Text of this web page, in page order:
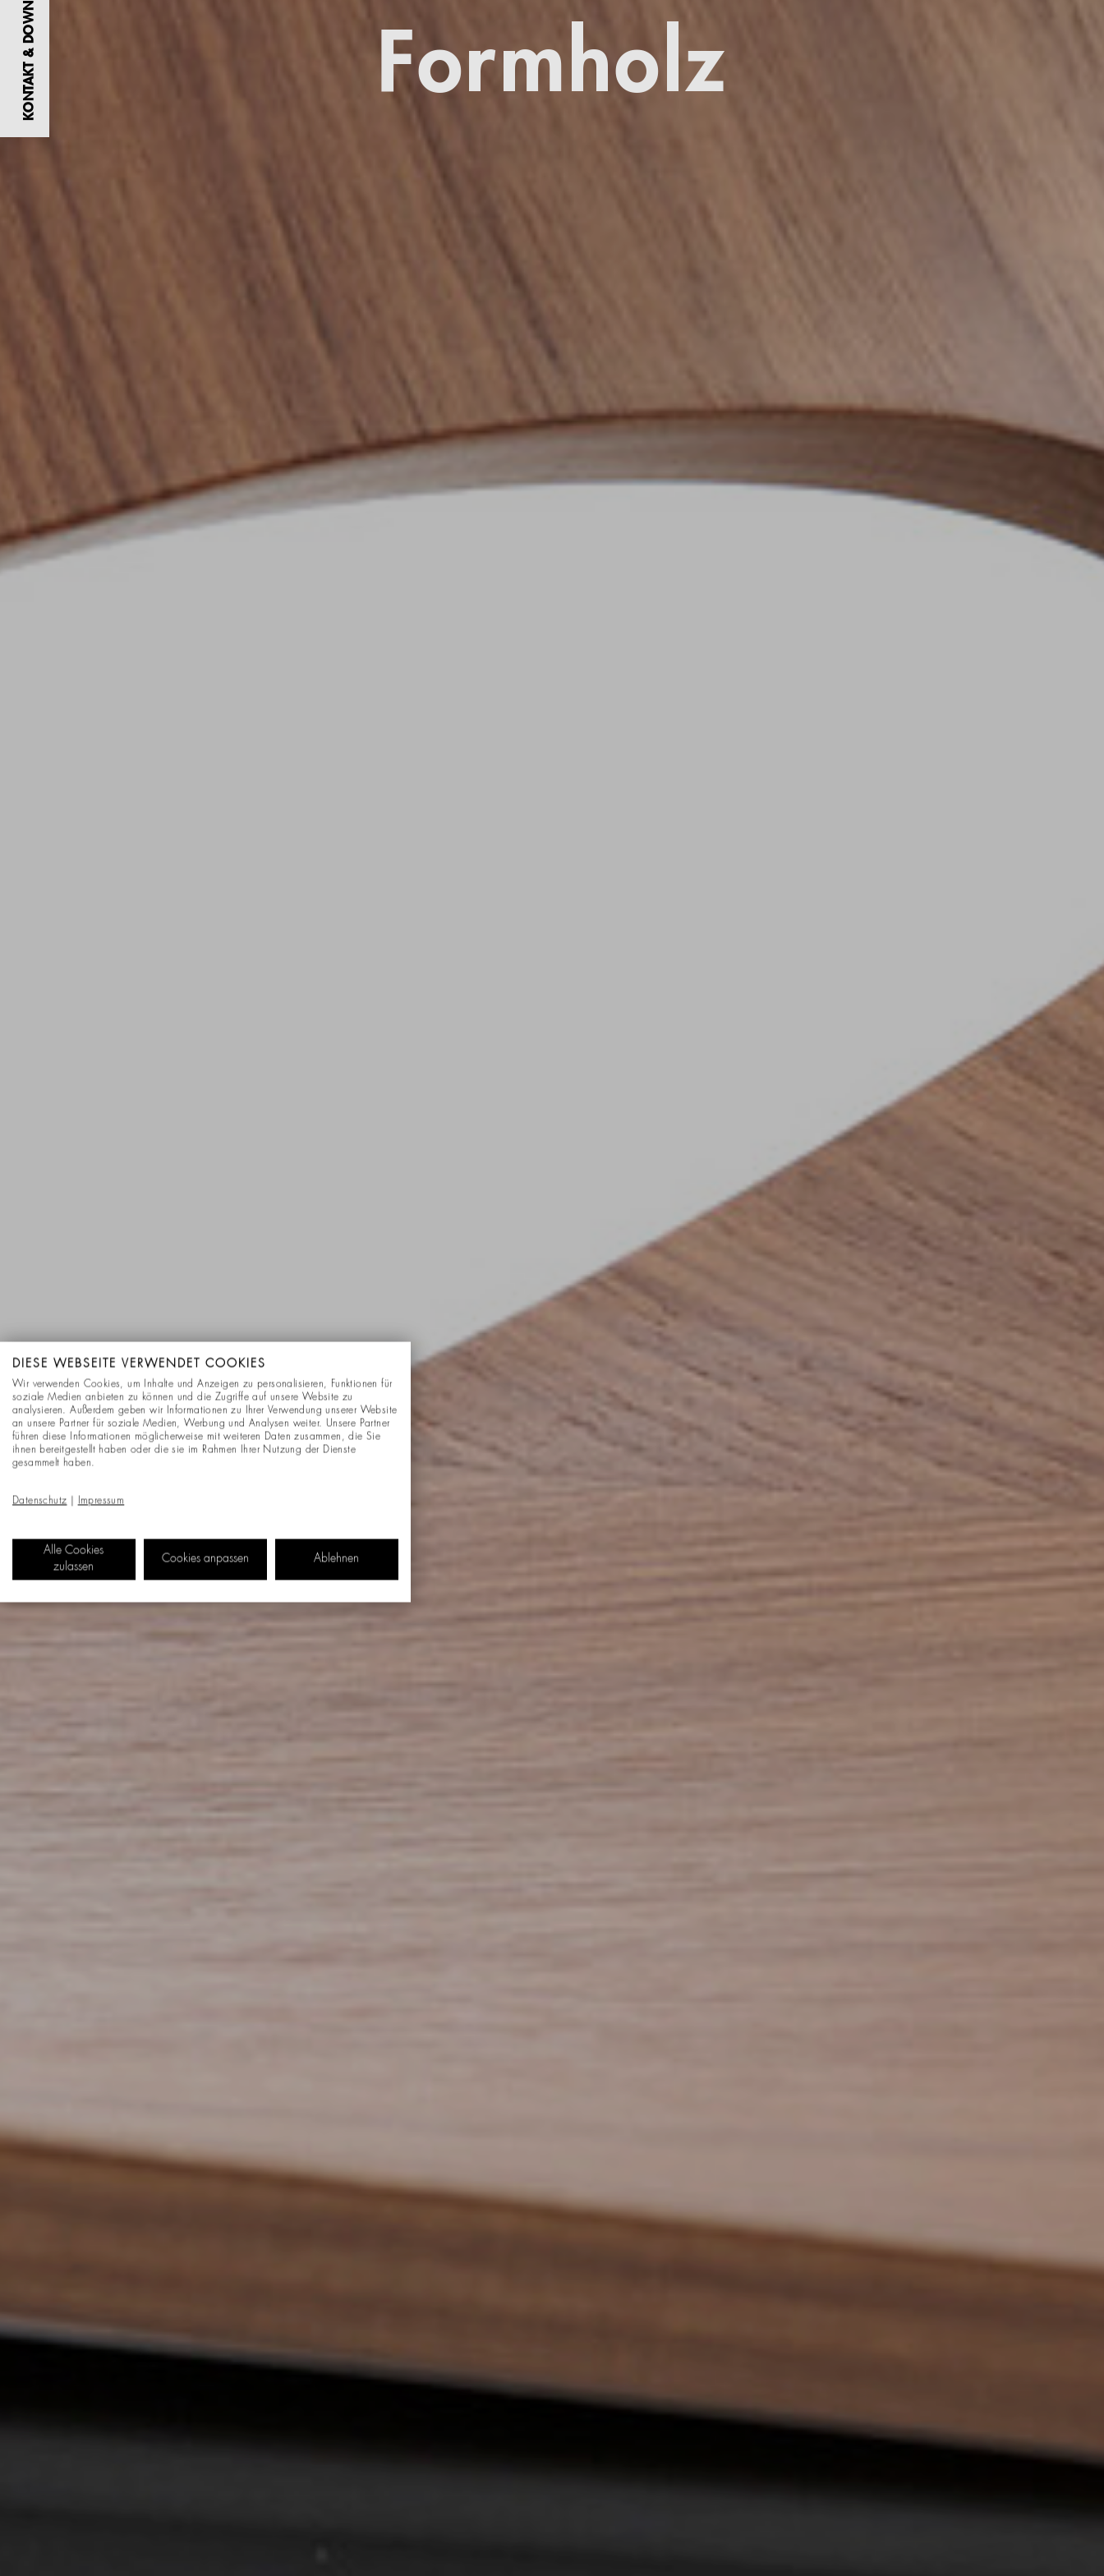
KONTAKT & DOWNLOADS Formholz
DIESE WEBSEITE VERWENDET COOKIES
Wir verwenden Cookies, um Inhalte und Anzeigen zu personalisieren, Funktionen für
soziale Medien anbieten zu können und die Zugriffe auf unsere Website zu
analysieren. Außerdem geben wir Informationen zu Ihrer Verwendung unserer Website
an unsere Partner für soziale Medien, Werbung und Analysen weiter. Unsere Partner
führen diese Informationen möglicherweise mit weiteren Daten zusammen, die Sie
ihnen bereitgestellt haben oder die sie im Rahmen Ihrer Nutzung der Dienste
gesammelt haben.
Datenschutz Impressum
Alle Cookies
zulassen
Cookies anpassen Ablehnen